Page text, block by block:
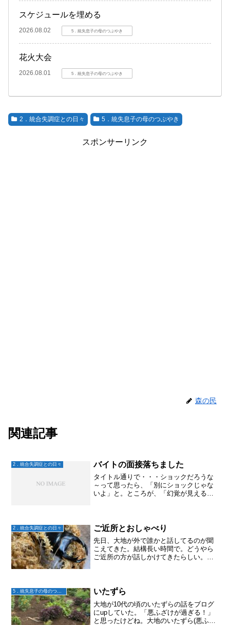
スケジュールを埋める
2026.08.02 5．統失息子の母のつぶやき
花火大会
2026.08.01 5．統失息子の母のつぶやき
2．統合失調症との日々 5．統失息子の母のつぶやき
スポンサーリンク
森の民
関連記事
2．統合失調症との日々 バイトの面接落ちました
タイトル通りで・・・ショックだろうな
～って思ったら、「別にショックじゃな
いよ」と。ところが、「幻覚が見える。
～！！！😢」って話せたら...
2．統合失調症との日々 ご近所とおしゃべり
先日、大地が外で誰かと話してるのが聞
こえてきた。結構長い時間で。どうやら
ご近所の方が話しかけてきたらしい。
なったけどその後も話は続い...
5．統失息子の母のつぶやき いたずら
大地が10代の頃のいたずらの話をブログ
にupしていた。「悪ふざけが過ぎる！」
と思ったけどね。大地のいたずら(悪ふざ